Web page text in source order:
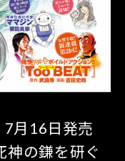
7月16日発売
神の鎌を研ぐ